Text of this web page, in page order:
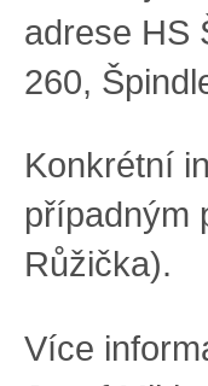
adrese HS
260,
Konkrétní
případným
Růžička).
Více